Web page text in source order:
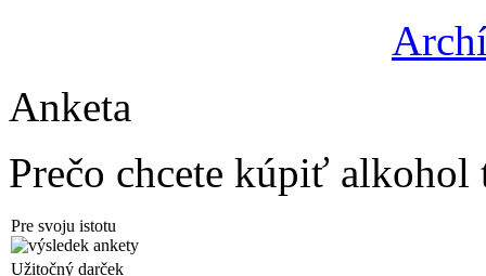
Anketa
Prečo chcete kúpiť alkohol
Pre svoju istotu
Užitočný darček